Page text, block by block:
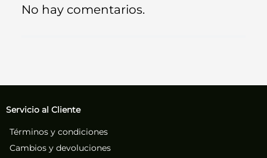
No hay comentarios.
Servicio al Cliente
Términos y condiciones
Cambios y devoluciones